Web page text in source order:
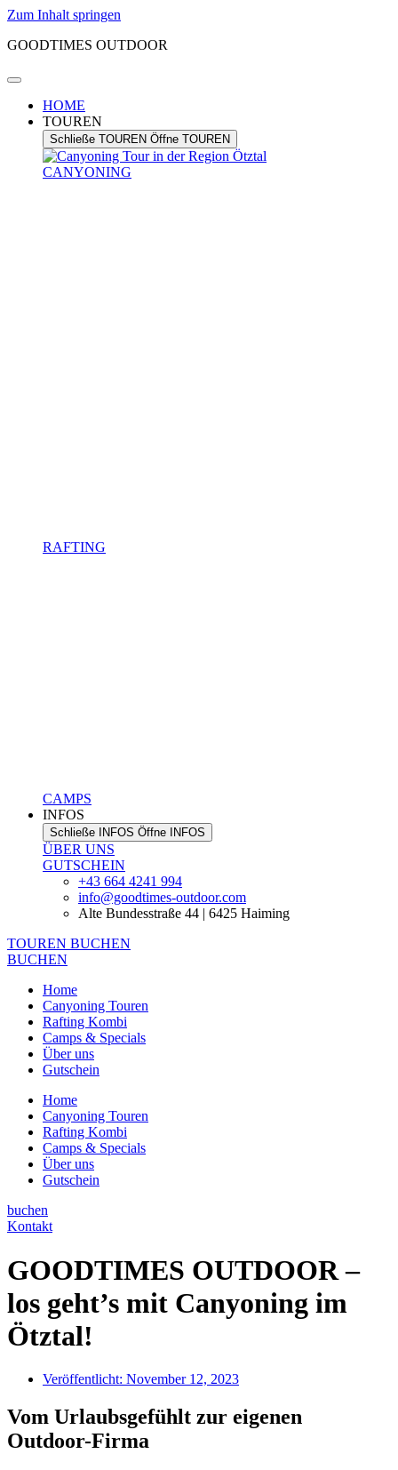
Zum Inhalt springen
GOODTIMES OUTDOOR
HOME
TOUREN
Schließe TOUREN Öffne TOUREN
CANYONING
RAFTING
CAMPS
INFOS
Schließe INFOS Öffne INFOS
ÜBER UNS
GUTSCHEIN
+43 664 4241 994
info@goodtimes-outdoor.com
Alte Bundesstraße 44 | 6425 Haiming
TOUREN BUCHEN
BUCHEN
Home
Canyoning Touren
Rafting Kombi
Camps & Specials
Über uns
Gutschein
Home
Canyoning Touren
Rafting Kombi
Camps & Specials
Über uns
Gutschein
buchen
Kontakt
GOODTIMES OUTDOOR –
los geht’s mit Canyoning im
Ötztal!
Veröffentlicht: November 12, 2023
Vom Urlaubsgefühlt zur eigenen
Outdoor-Firma